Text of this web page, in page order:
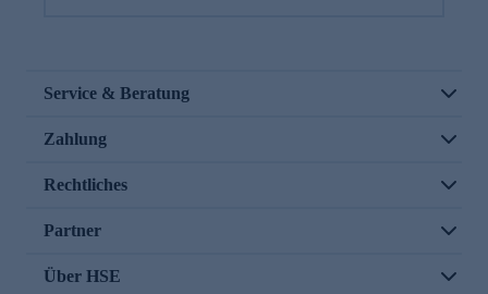
Service & Beratung
Zahlung
Rechtliches
Partner
Über HSE